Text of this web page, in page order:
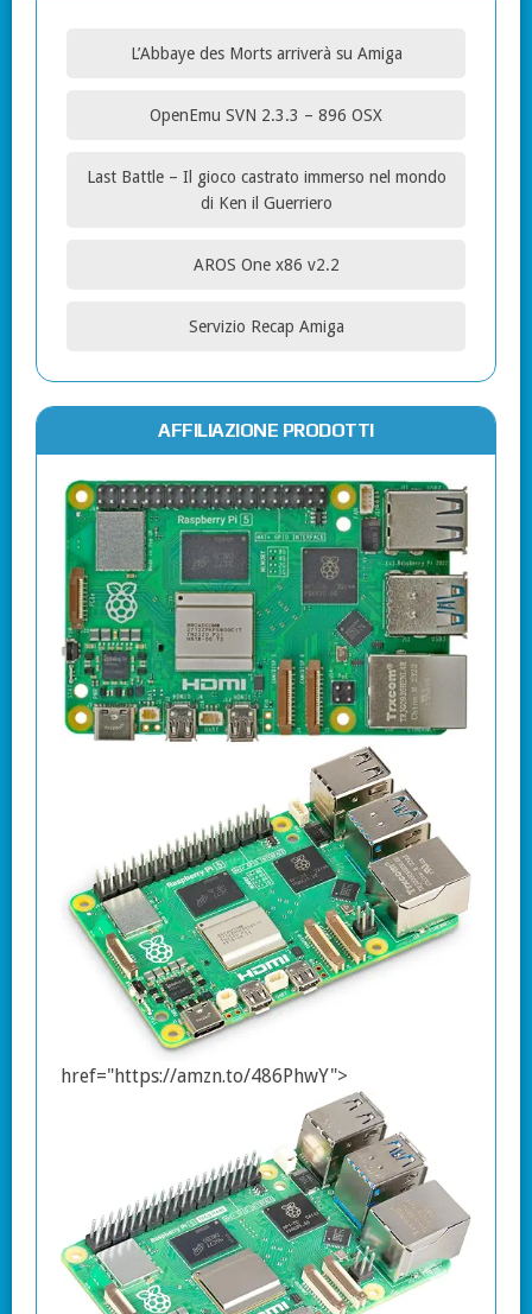
L’Abbaye des Morts arriverà su Amiga
OpenEmu SVN 2.3.3 – 896 OSX
Last Battle – Il gioco castrato immerso nel mondo
di Ken il Guerriero
AROS One x86 v2.2
Servizio Recap Amiga
AFFILIAZIONE PRODOTTI
href="https://amzn.to/486PhwY">